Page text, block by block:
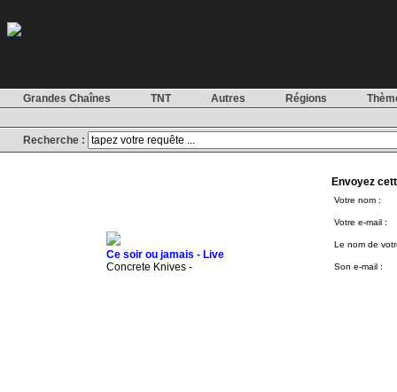
Grandes Chaînes TNT Autres Régions
Recherche :
Ce soir ou jamais - Live
Concrete Knives -
Envoyez
Votre nom :
Votre e-mail :
Le nom de
Son e-mail :